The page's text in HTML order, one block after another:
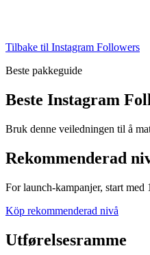
Tilbake til Instagram Followers
Beste pakkeguide
Beste Instagram
Bruk denne veiledningen til å
Rekommenderad
For launch-kampanjer, start
Köp rekommenderad nivå
Utførelsesramme